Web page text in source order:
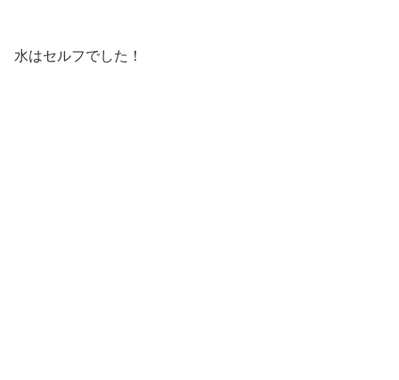
水はセルフでした！